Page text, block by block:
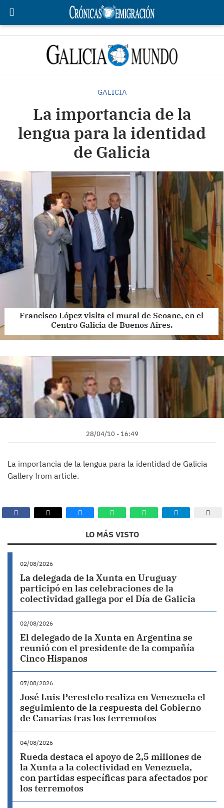
GALICIA
La importancia de la
lengua para la identidad
de Galicia
Francisco López visita el mural de Seoane, en el
Centro Galicia de Buenos Aires.
28/04/10 - 16:49
La importancia de la lengua para la identidad de Galicia
Gallery from article.
LO MÁS VISTO
02/08/2026
La delegada de la Xunta en Uruguay
participó en las celebraciones de la
colectividad gallega por el Día de Galicia
02/08/2026
El delegado de la Xunta en Argentina se
reunió con el presidente de la compañía
Cinco Hispanos
07/08/2026
José Luis Perestelo realiza en Venezuela el
seguimiento de la respuesta del Gobierno
de Canarias tras los terremotos
04/08/2026
Rueda destaca el apoyo de 2,5 millones de
la Xunta a la colectividad en Venezuela,
con partidas específicas para afectados por
los terremotos